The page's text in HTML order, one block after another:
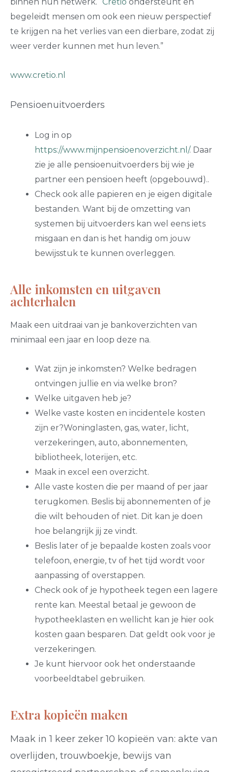
begeleidt mensen om ook een nieuw perspectief
te krijgen na het verlies van een dierbare, zodat zij
weer verder kunnen met hun leven.”
www.cretio.nl
Pensioenuitvoerders
Log in op
https://www.mijnpensioenoverzicht.nl/. Daar
zie je alle pensioenuitvoerders bij wie je
partner een pensioen heeft (opgebouwd)..
Check ook alle papieren en je eigen digitale
bestanden. Want bij de omzetting van
systemen bij uitvoerders kan wel eens iets
misgaan en dan is het handig om jouw
bewijsstuk te kunnen overleggen.
Alle inkomsten en uitgaven
achterhalen
Maak een uitdraai van je bankoverzichten van
minimaal een jaar en loop deze na.
Wat zijn je inkomsten? Welke bedragen
ontvingen jullie en via welke bron?
Welke uitgaven heb je?
Welke vaste kosten en incidentele kosten
zijn er?Woninglasten, gas, water, licht,
verzekeringen, auto, abonnementen,
bibliotheek, loterijen, etc.
Maak in excel een overzicht.
Alle vaste kosten die per maand of per jaar
terugkomen. Beslis bij abonnementen of je
die wilt behouden of niet. Dit kan je doen
hoe belangrijk jij ze vindt.
Beslis later of je bepaalde kosten zoals voor
telefoon, energie, tv of het tijd wordt voor
aanpassing of overstappen.
Check ook of je hypotheek tegen een lagere
rente kan. Meestal betaal je gewoon de
hypotheeklasten en wellicht kan je hier ook
kosten gaan besparen. Dat geldt ook voor je
verzekeringen.
Je kunt hiervoor ook het onderstaande
voorbeeldtabel gebruiken.
Extra kopieën maken
Maak in 1 keer zeker 10 kopieën van: akte van
overlijden, trouwboekje, bewijs van